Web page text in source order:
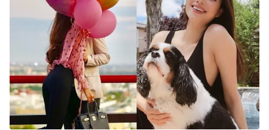
Shorts video
VTV Money VTV Thể thao
VTV Sức khoẻ Bất động sản
Thị trường 24h Tấm lòng Việt